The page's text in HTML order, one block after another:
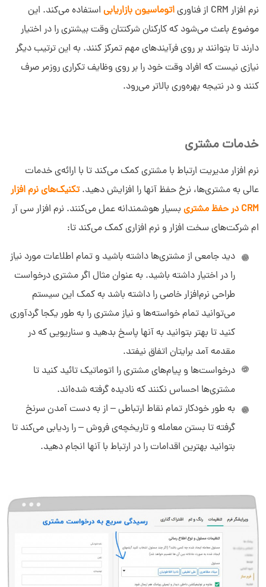
نرم افزار CRM از فناوری اتوماسیون بازاریابی استفاده می‌کند. این
موضوع باعث می‌شود که کارکنان شرکتتان وقت بیشتری را در اختیار
دارند تا بتوانند بر روی فرآیندهای مهم تمرکز کنند. به این ترتیب دیگر
نیازی نیست که افراد وقت خود را بر روی وظایف تکراری روزمر صرف
کنند و در نتیجه بهره‌وری بالاتر می‌رود.
خدمات مشتری
نرم افزار مدیریت ارتباط با مشتری کمک می‌کند تا با ارائه‌ی خدمات
عالی به مشتری‌ها، نرخ حفظ آنها را افزایش دهید.تکنیک‌های نرم افزار
CRM در حفظ مشتری
بسیار هوشمندانه عمل می‌کنند. نرم افزار سی آر
ام شرکت‌های سخت افزار و نرم افزاری کمک می‌کند تا:
دید جامعی از مشتری‌ها داشته باشید و تمام اطلاعات مورد نیاز
را در اختیار داشته باشید. به عنوان مثال اگر مشتری درخواست
طراحی نرم‌افزار خاصی را داشته باشد به کمک این سیستم
می‌توانید تمام خواسته‌ها و نیاز مشتری را به طور یکجا گردآوری
کنید تا بهتر بتوانید به آنها پاسخ بدهید و سناریویی که در
مقدمه آمد برایتان اتفاق نیفتد.
درخواست‌ها و پیام‌های مشتری را اتوماتیک تائید کنید تا
مشتری‌ها احساس نکنند که نادیده گرفته شده‌اند.
به طور خودکار تمام نقاط ارتباطی – از به دست آمدن سرنخ
گرفته تا بستن معامله و تاریخچه‌ی فروش – را ردیابی می‌کند تا
بتوانید بهترین اقدامات را در ارتباط با آنها انجام دهید.